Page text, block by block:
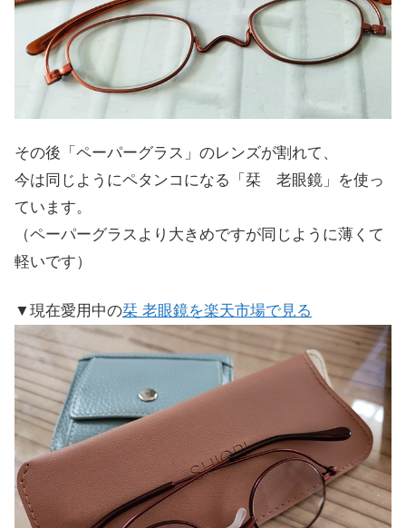
その後「ペーパーグラス」のレンズが割れて、
今は同じようにペタンコになる「栞 老眼鏡」を使っ
ています。
（ペーパーグラスより大きめですが同じように薄くて
軽いです）
▼現在愛用中の栞 老眼鏡を楽天市場で見る